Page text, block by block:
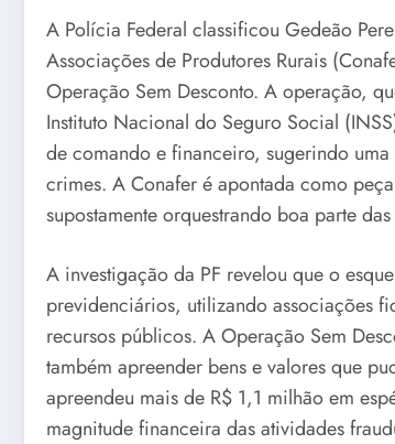
A Polícia Federal classificou Gedeão
Associações de Produtores Rurais
Operação Sem Desconto. A operação,
Instituto Nacional do Seguro Social
de comando e financeiro, sugerindo
crimes. A Conafer é apontada como
supostamente orquestrando boa parte
A investigação da PF revelou que o
previdenciários, utilizando associações
recursos públicos. A Operação Sem
também apreender bens e valores que
apreendeu mais de R$ 1,1 milhão em
magnitude financeira das atividades